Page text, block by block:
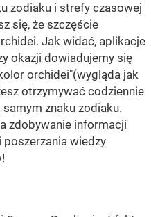
zodiaku i strefy czasowej
się, że szczęście
Jak widać, aplikacje
okazji dowiadujemy się
orchidei"(wygląda jak
otrzymywać codziennie
znaku zodiaku.
zdobywanie informacji
poszerzania wiedzy